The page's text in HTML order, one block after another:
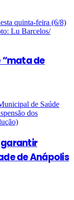
“mata de
garantir
de Anápolis